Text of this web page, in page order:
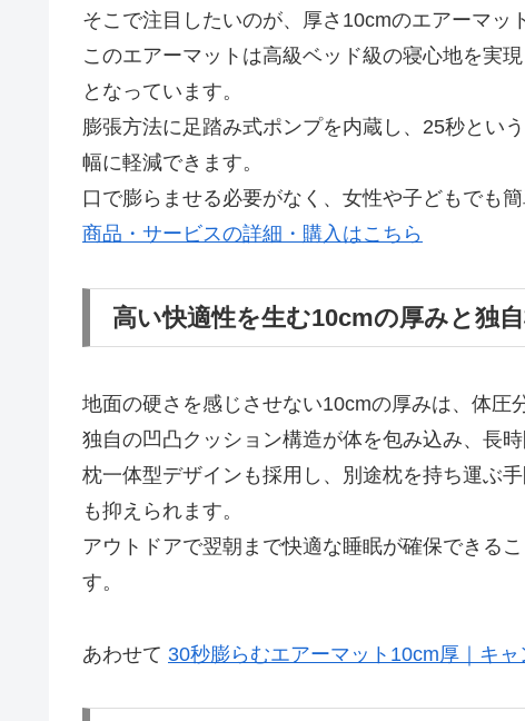
そこで注目したいのが、厚さ10cmのエアーマッ
このエアーマットは高級ベッド級の寝心地を実
となっています。
膨張方法に足踏み式ポンプを内蔵し、25秒とい
幅に軽減できます。
口で膨らませる必要がなく、女性や子どもでも簡
商品・サービスの詳細・購入はこちら
高い快適性を生む10cmの厚みと独
地面の硬さを感じさせない10cmの厚みは、体圧
独自の凹凸クッション構造が体を包み込み、長
枕一体型デザインも採用し、別途枕を持ち運ぶ
も抑えられます。
アウトドアで翌朝まで快適な睡眠が確保できる
す。
あわせて 30秒膨らむエアーマット10cm厚｜キ